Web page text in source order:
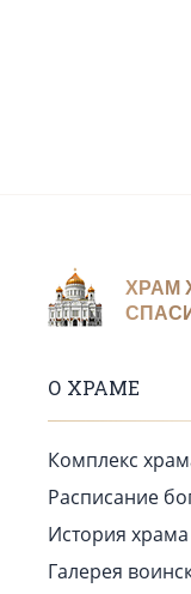
ХРАМ
О ХРАМЕ
Комплекс
Расписание
История храма
Галерея